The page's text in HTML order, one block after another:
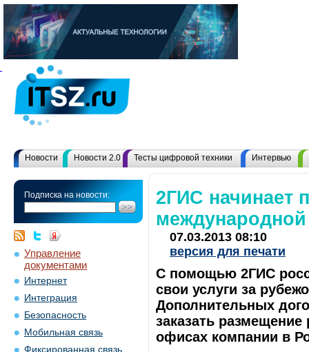
Новости Новости 2.0 Тесты цифровой техники Интервью
Подписка на новости:
Управление
документами
Интернет
Интеграция
Безопасность
Мобильная связь
Фиксированная связь
2ГИС начинает
07.03.2013 08:10
версия для печати
C помощью 2ГИС
свои услуги за
Дополнительных
заказать
офисах компании в